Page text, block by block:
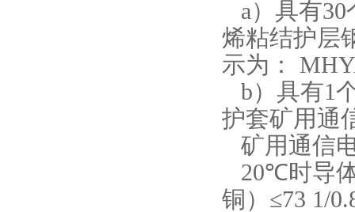
a）具有30
烯粘结护层
示为：
b）具有1
护套矿用通
矿用通信
20℃时导
铜） ≤73 1/